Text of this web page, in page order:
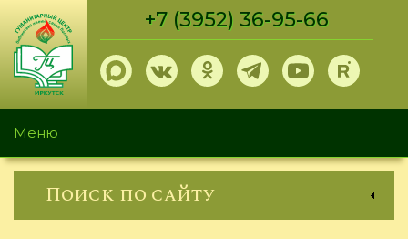
Перейти
основному
содержанию
+7 (3952) 36-95-66
Меню
Поиск по сайту